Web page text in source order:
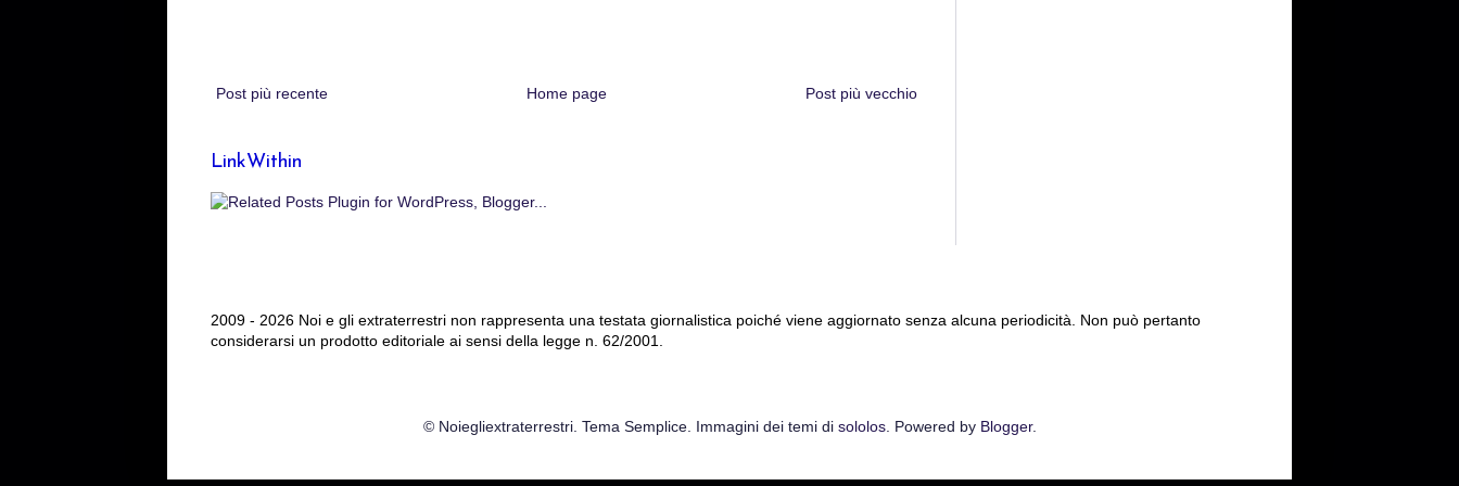
Post più recente Post più vecchio
Home page
LinkWithin
2009 - 2026 Noi e gli extraterrestri non rappresenta una testata giornalistica poiché viene aggiornato senza alcuna periodicità. Non può pertanto
considerarsi un prodotto editoriale ai sensi della legge n. 62/2001.
© Noiegliextraterrestri. Tema Semplice. Immagini dei temi di sololos. Powered by Blogger.